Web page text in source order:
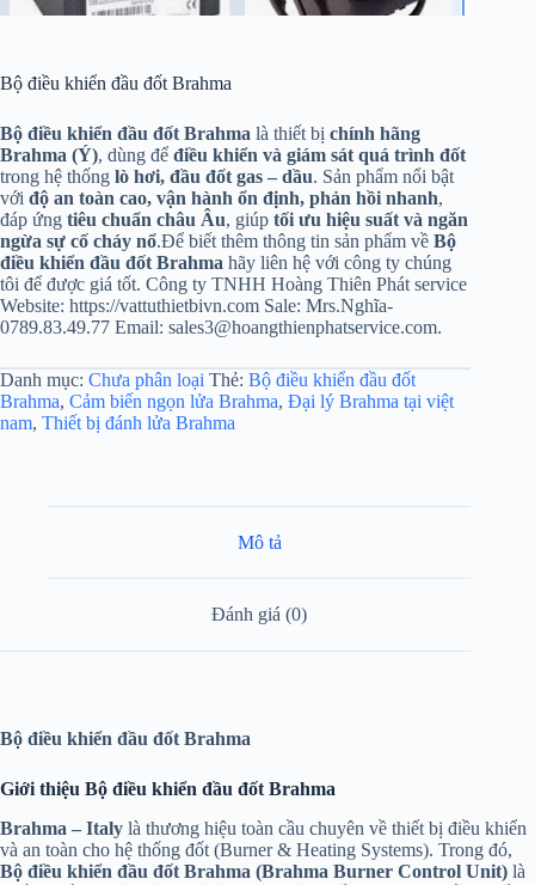
Bộ điều khiển đầu đốt Brahma
Bộ điều khiển đầu đốt Brahma là thiết bị chính hãng
Brahma (Ý), dùng để điều khiển và giám sát quá trình đốt
trong hệ thống lò hơi, đầu đốt gas – dầu. Sản phẩm nổi bật
với độ an toàn cao, vận hành ổn định, phản hồi nhanh,
đáp ứng tiêu chuẩn châu Âu, giúp tối ưu hiệu suất và ngăn
ngừa sự cố cháy nổ.Để biết thêm thông tin sản phẩm về Bộ
điều khiển đầu đốt Brahma hãy liên hệ với công ty chúng
tôi để được giá tốt. Công ty TNHH Hoàng Thiên Phát service
Website: https://vattuthietbivn.com Sale: Mrs.Nghĩa-
0789.83.49.77 Email: sales3@hoangthienphatservice.com.
Danh mục: Chưa phân loại Thẻ: Bộ điều khiển đầu đốt
Brahma, Cảm biến ngọn lửa Brahma, Đại lý Brahma tại việt
nam, Thiết bị đánh lửa Brahma
Mô tả
Đánh giá (0)
Bộ điều khiển đầu đốt Brahma
Giới thiệu Bộ điều khiển đầu đốt Brahma
Brahma – Italy là thương hiệu toàn cầu chuyên về thiết bị điều khiển
và an toàn cho hệ thống đốt (Burner & Heating Systems). Trong đó,
Bộ điều khiển đầu đốt Brahma (Brahma Burner Control Unit) là